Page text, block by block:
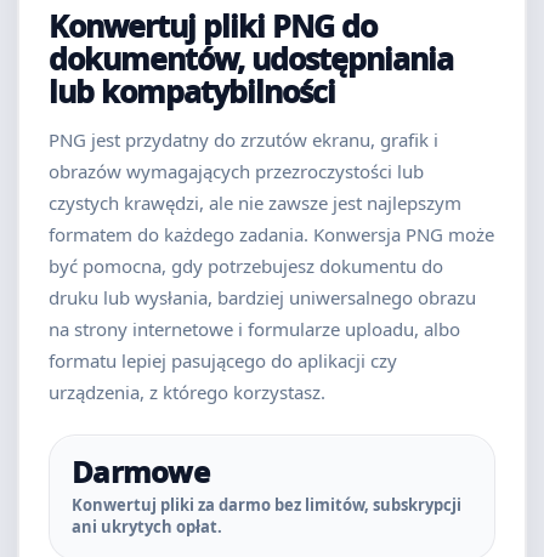
Konwertuj pliki PNG do
dokumentów, udostępniania
lub kompatybilności
PNG jest przydatny do zrzutów ekranu, grafik i
obrazów wymagających przezroczystości lub
czystych krawędzi, ale nie zawsze jest najlepszym
formatem do każdego zadania. Konwersja PNG może
być pomocna, gdy potrzebujesz dokumentu do
druku lub wysłania, bardziej uniwersalnego obrazu
na strony internetowe i formularze uploadu, albo
formatu lepiej pasującego do aplikacji czy
urządzenia, z którego korzystasz.
Darmowe
Konwertuj pliki za darmo bez limitów, subskrypcji
ani ukrytych opłat.